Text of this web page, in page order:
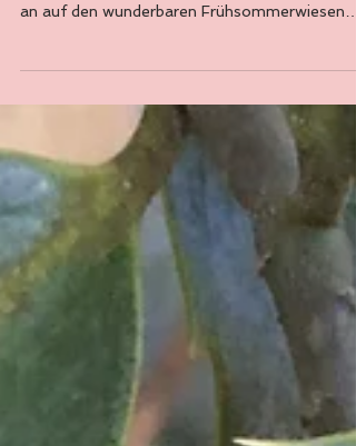
Vergissmeinnicht
Das Vergissmeinnicht entzückt mich immer mit
seinen zarten und feinen Blüten 😍 es lacht
an auf den wunderbaren Frühsommerwiesen
und...